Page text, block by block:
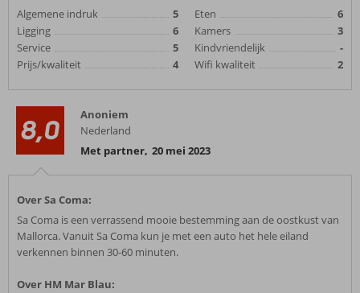
Algemene indruk
5
Ligging
6
Service
5
Prijs/kwaliteit
4
Eten
6
Kamers
3
Kindvriendelijk
-
Wifi kwaliteit
2
8,0
Anoniem
Nederland
Met partner, 20 mei 2023
Over Sa Coma:
Sa Coma is een verrassend mooie bestemming aan de oostkust van
Mallorca. Vanuit Sa Coma kun je met een auto het hele eiland
verkennen binnen 30-60 minuten.
Over HM Mar Blau: